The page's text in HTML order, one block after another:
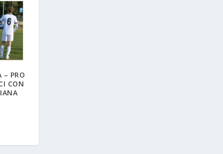
– PRO
CON